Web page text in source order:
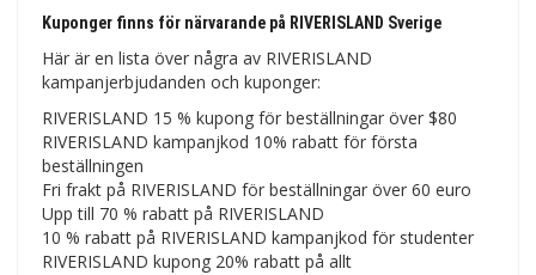
Kuponger finns för närvarande på RIVERISLAND Sverige
Här är en lista över några av RIVERISLAND
kampanjerbjudanden och kuponger:
RIVERISLAND 15 % kupong för beställningar över $80
RIVERISLAND kampanjkod 10% rabatt för första
beställningen
Fri frakt på RIVERISLAND för beställningar över 60 euro
Upp till 70 % rabatt på RIVERISLAND
10 % rabatt på RIVERISLAND kampanjkod för studenter
RIVERISLAND kupong 20% ​​rabatt på allt